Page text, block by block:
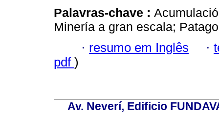
Palavras-chave :
Minería a gran escala;
· resumo em Inglês ·
pdf )
Av. Neverí, Edificio